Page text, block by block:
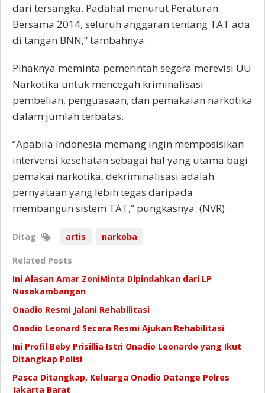
dari tersangka. Padahal menurut Peraturan
Bersama 2014, seluruh anggaran tentang TAT ada
di tangan BNN,” tambahnya.
Pihaknya meminta pemerintah segera merevisi UU
Narkotika untuk mencegah kriminalisasi
pembelian, penguasaan, dan pemakaian narkotika
dalam jumlah terbatas.
“Apabila Indonesia memang ingin memposisikan
intervensi kesehatan sebagai hal yang utama bagi
pemakai narkotika, dekriminalisasi adalah
pernyataan yang lebih tegas daripada
membangun sistem TAT,” pungkasnya. (NVR)
Ditag artis narkoba
Related Posts
Ini Alasan Amar ZoniMinta Dipindahkan dari LP
Nusakambangan
Onadio Resmi Jalani Rehabilitasi
Onadio Leonard Secara Resmi Ajukan Rehabilitasi
Ini Profil Beby Prisillia Istri Onadio Leonardo yang Ikut
Ditangkap Polisi
Pasca Ditangkap, Keluarga Onadio Datange Polres
Jakarta Barat